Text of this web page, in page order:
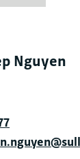
Nguyen